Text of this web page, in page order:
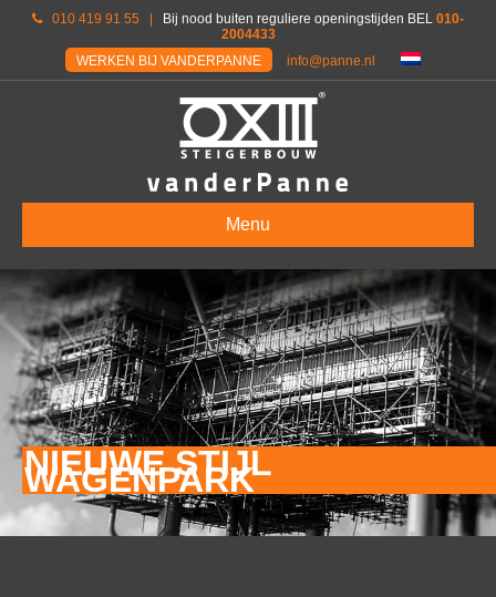
010 419 91 55 Bij nood buiten reguliere openingstijden BEL 010-
2004433
WERKEN BIJ VANDERPANNE
info@panne.nl
Menu
NIEUWE STIJL
WAGENPARK